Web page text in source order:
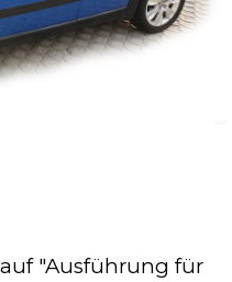
"Ausführung für